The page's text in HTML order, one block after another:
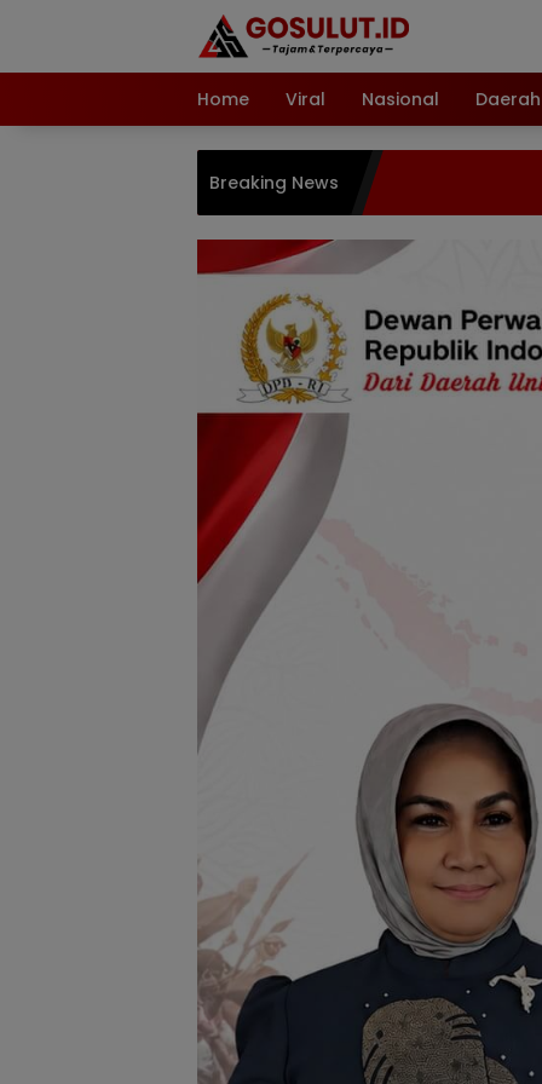
Home Viral Nasional Daerah
Breaking News